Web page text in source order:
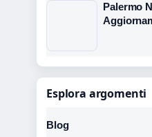
Palermo
Esplora argomenti
Blog